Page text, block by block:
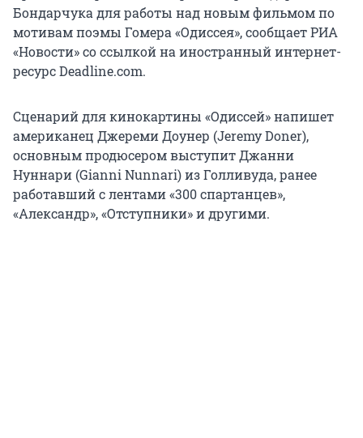
Бондарчука для работы над новым фильмом по
мотивам поэмы Гомера «Одиссея», сообщает РИА
«Новости» со ссылкой на иностранный интернет-
ресурс Deadline.com.
Сценарий для кинокартины «Одиссей» напишет
американец Джереми Доунер (Jeremy Doner),
основным продюсером выступит Джанни
Нуннари (Gianni Nunnari) из Голливуда, ранее
работавший с лентами «300 спартанцев»,
«Александр», «Отступники» и другими.